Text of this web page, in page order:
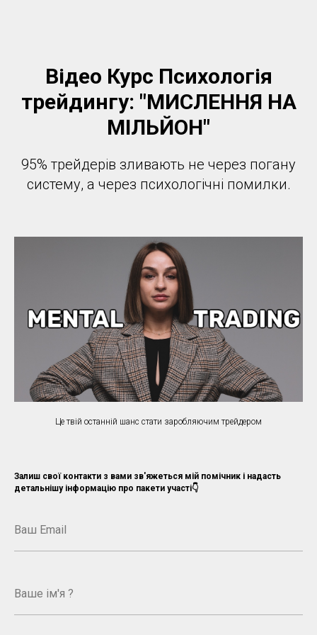
Відео Курс Психологія
трейдингу: "МИСЛЕННЯ НА
МІЛЬЙОН"
95% трейдерів зливають не через погану
систему, а через психологічні помилки.
Це твій останній шанс стати заробляючим трейдером
Залиш свої контакти з вами зв'яжеться мій помічник і надасть
детальнішу інформацію про пакети участі👇